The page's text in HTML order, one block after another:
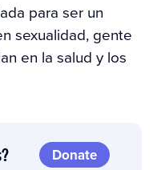
para ser un
sexualidad, gente
en la salud y los
Donate